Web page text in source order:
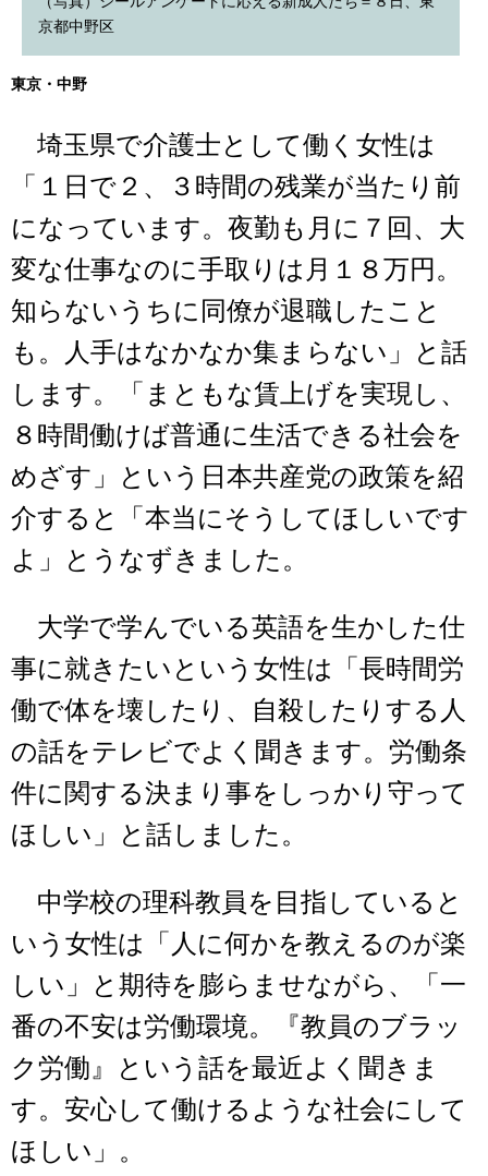
京都中野区
東京・中野
埼玉県で介護士として働く女性は
「１日で２、３時間の残業が当たり前
になっています。夜勤も月に７回、大
変な仕事なのに手取りは月１８万円。
知らないうちに同僚が退職したこと
も。人手はなかなか集まらない」と話
します。「まともな賃上げを実現し、
８時間働けば普通に生活できる社会を
めざす」という日本共産党の政策を紹
介すると「本当にそうしてほしいです
よ」とうなずきました。
大学で学んでいる英語を生かした仕
事に就きたいという女性は「長時間労
働で体を壊したり、自殺したりする人
の話をテレビでよく聞きます。労働条
件に関する決まり事をしっかり守って
ほしい」と話しました。
中学校の理科教員を目指していると
いう女性は「人に何かを教えるのが楽
しい」と期待を膨らませながら、「一
番の不安は労働環境。『教員のブラッ
ク労働』という話を最近よく聞きま
す。安心して働けるような社会にして
ほしい」。